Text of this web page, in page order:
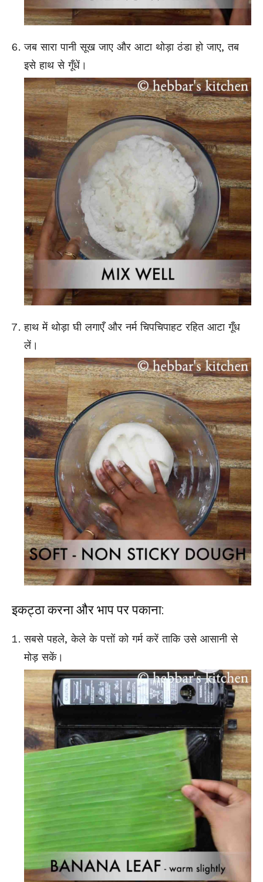
जब सारा पानी सूख जाए और आटा थोड़ा ठंडा हो जाए, तब
इसे हाथ से गूँधें।
हाथ में थोड़ा घी लगाएँ और नर्म चिपचिपाहट रहित आटा गूँध
लें।
इकट्ठा करना और भाप पर पकाना:
सबसे पहले, केले के पत्तों को गर्म करें ताकि उसे आसानी से
मोड़ सकें।